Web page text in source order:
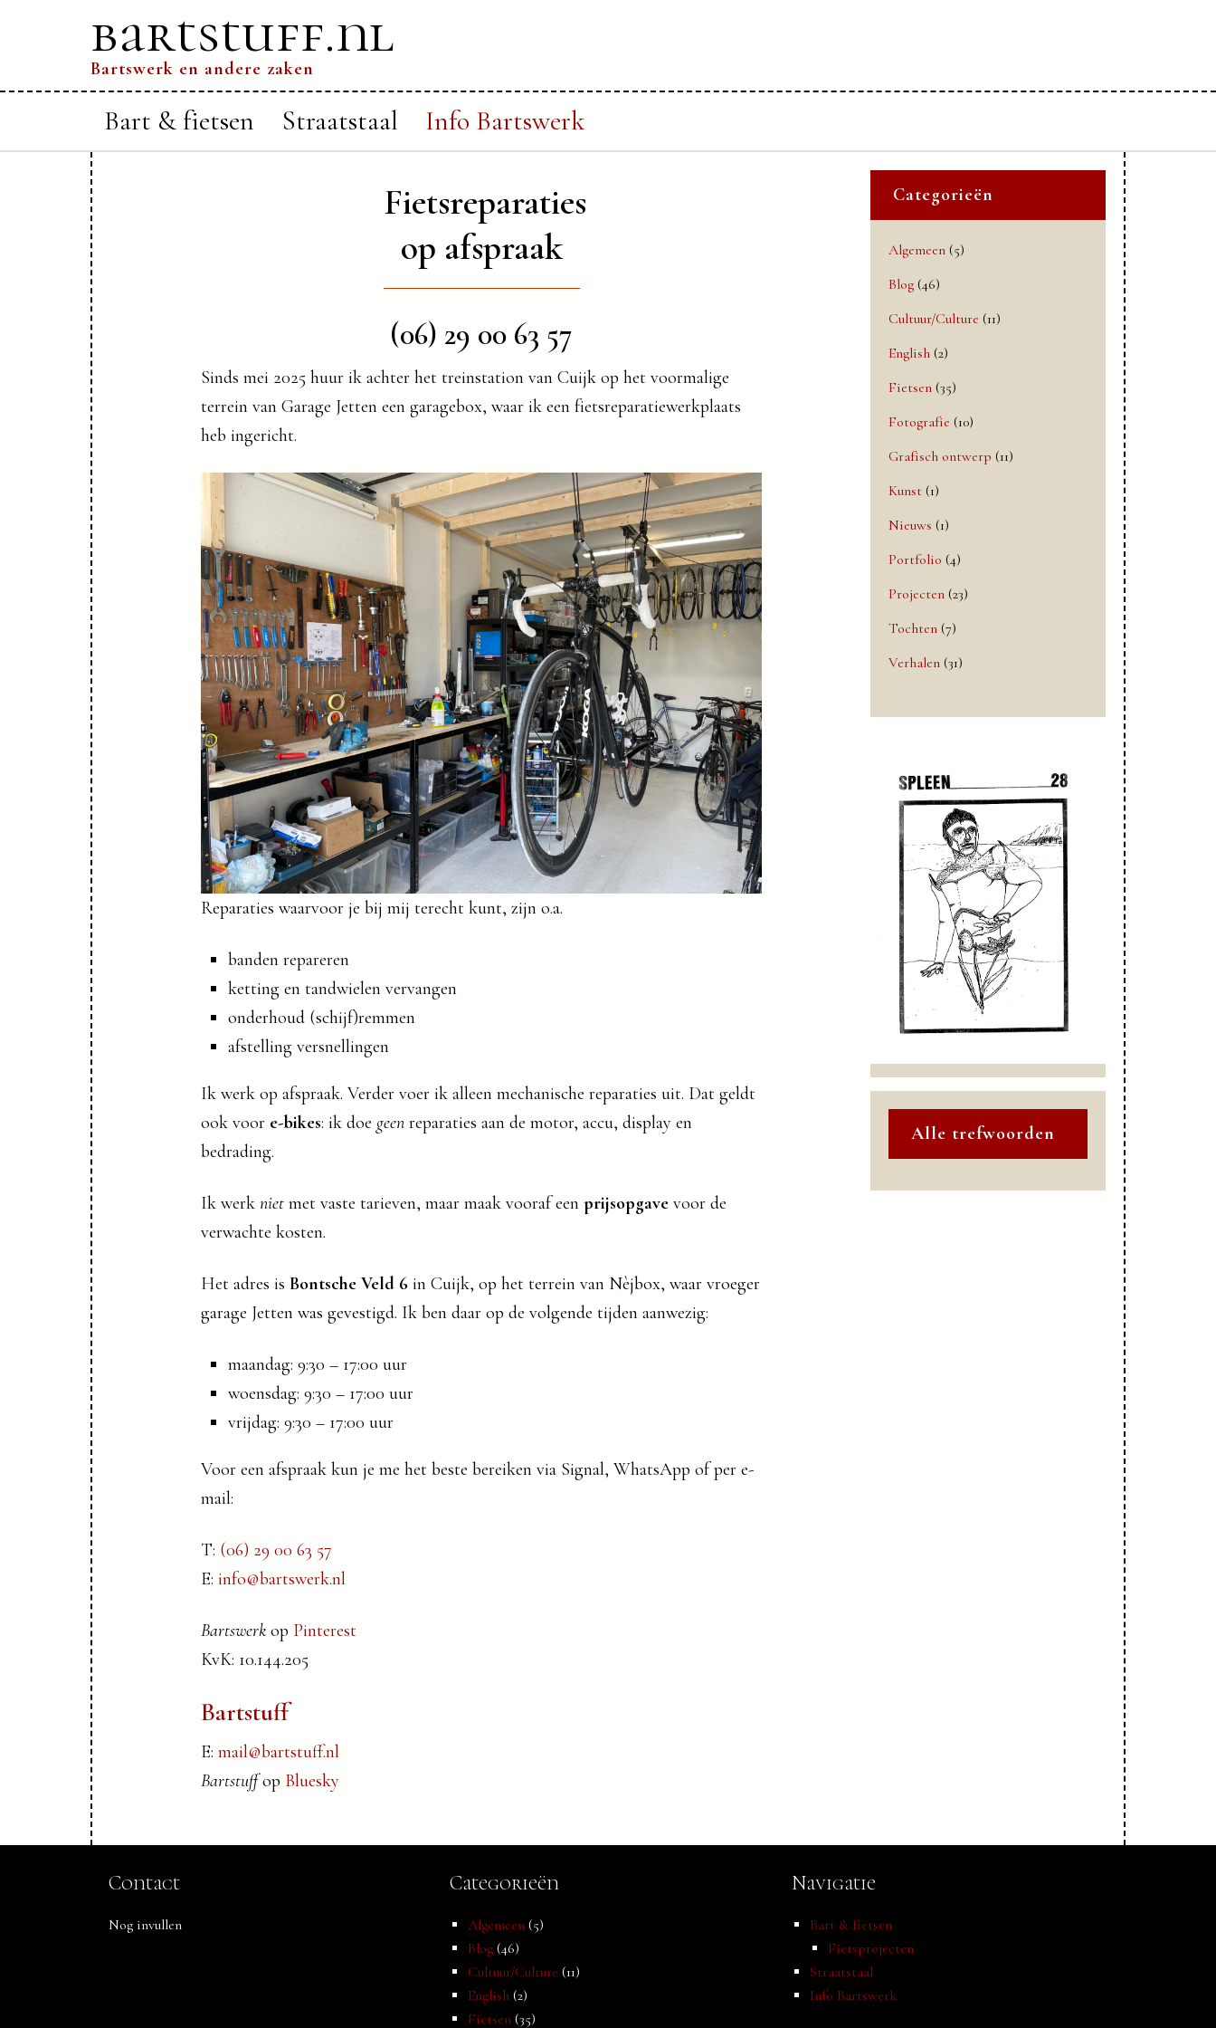
bartstuff.nl
Bartswerk en andere zaken
Bart & fietsen Straatstaal Info Bartswerk
Fietsreparaties
op afspraak
(06) 29 00 63 57
Sinds mei 2025 huur ik achter het treinstation van Cuijk op het voormalige
terrein van Garage Jetten een garagebox, waar ik een fietsreparatiewerkplaats
heb ingericht.
Reparaties waarvoor je bij mij terecht kunt, zijn o.a.
banden repareren
ketting en tandwielen vervangen
onderhoud (schijf)remmen
afstelling versnellingen
Ik werk op afspraak. Verder voer ik alleen mechanische reparaties uit. Dat geldt
ook voor e-bikes: ik doe geen reparaties aan de motor, accu, display en
bedrading.
Ik werk niet met vaste tarieven, maar maak vooraf een prijsopgave voor de
verwachte kosten.
Het adres is Bontsche Veld 6 in Cuijk, op het terrein van Nèjbox, waar vroeger
garage Jetten was gevestigd. Ik ben daar op de volgende tijden aanwezig:
maandag: 9:30 – 17:00 uur
woensdag: 9:30 – 17:00 uur
vrijdag: 9:30 – 17:00 uur
Voor een afspraak kun je me het beste bereiken via Signal, WhatsApp of per e-
mail:
T: (06) 29 00 63 57
E: info@bartswerk.nl
Bartswerk op Pinterest
KvK: 10.144.205
Bartstuff
E: mail@bartstuff.nl
Bartstuffop Bluesky
Categorieën
Algemeen (5)
Blog (46)
Cultuur/Culture (11)
English (2)
Fietsen (35)
Fotografie (10)
Grafisch ontwerp (11)
Kunst (1)
Nieuws (1)
Portfolio (4)
Projecten (23)
Tochten (7)
Verhalen (31)
Alle trefwoorden
Contact
Nog invullen
Categorieën
Algemeen (5)
Blog (46)
Cultuur/Culture (11)
English (2)
Fietsen (35)
Navigatie
Bart & fietsen
Fietsprojecten
Straatstaal
Info Bartswerk